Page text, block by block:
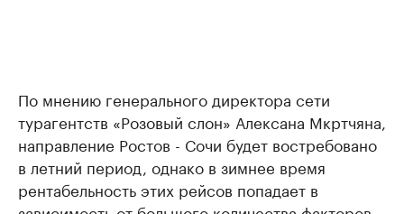
По мнению генерального директора сети
турагентств «Розовый слон» Алексана Мкртчяна,
направление Ростов - Сочи будет востребовано
в летний период, однако в зимнее время
рентабельность этих рейсов попадает в